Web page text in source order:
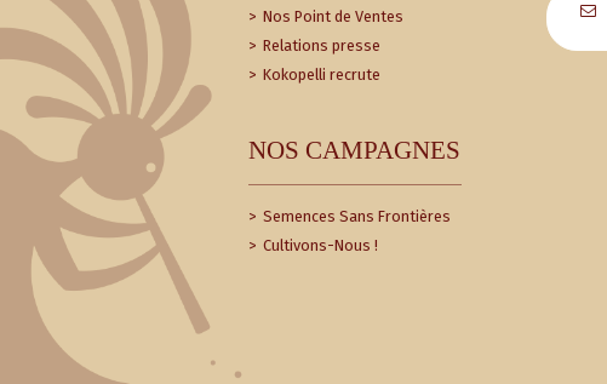
Nos Point de Ventes
Relations presse
Kokopelli recrute
NOS CAMPAGNES
Semences Sans Frontières
Cultivons-Nous !